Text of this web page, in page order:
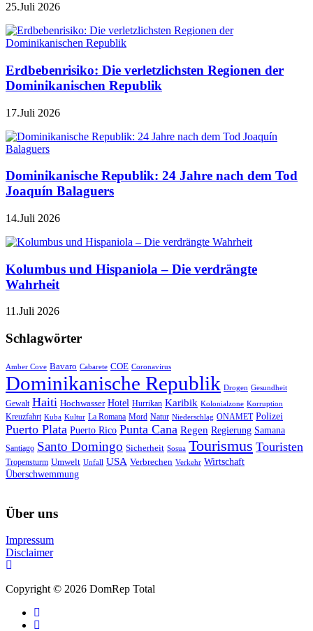
25.Juli 2026
Erdbebenrisiko: Die verletzlichsten Regionen der
Dominikanischen Republik
17.Juli 2026
Dominikanische Republik: 24 Jahre nach dem Tod
Joaquín Balaguers
14.Juli 2026
Kolumbus und Hispaniola – Die verdrängte
Wahrheit
11.Juli 2026
Schlagwörter
Amber Cove Bavaro Cabarete COE Coronavirus
Dominikanische Republik Drogen Gesundheit
Gewalt Haiti Hochwasser Hotel Hurrikan Karibik Kolonialzone Korruption
Kreuzfahrt Kuba Kultur La Romana Mord Natur Niederschlag ONAMET Polizei
Puerto Plata Puerto Rico Punta Cana Regen Regierung Samana
Santiago Santo Domingo Sicherheit Sosua Tourismus Touristen
Tropensturm Umwelt Unfall USA Verbrechen Verkehr Wirtschaft
Überschwemmung
Über uns
Impressum
Disclaimer
Copyright © 2026 DomRep Total